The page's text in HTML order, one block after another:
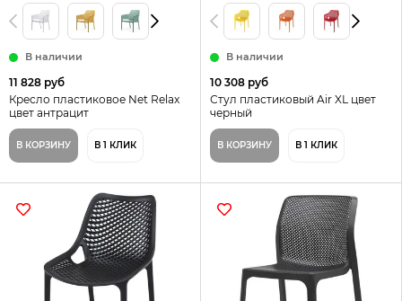
В наличии
11 828 руб
Кресло пластиковое Net Relax
цвет антрацит
В КОРЗИНУ В 1 КЛИК
В наличии
10 308 руб
Стул пластиковый Air XL цвет
черный
В КОРЗИНУ В 1 КЛИК